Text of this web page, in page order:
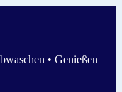
• Genießen